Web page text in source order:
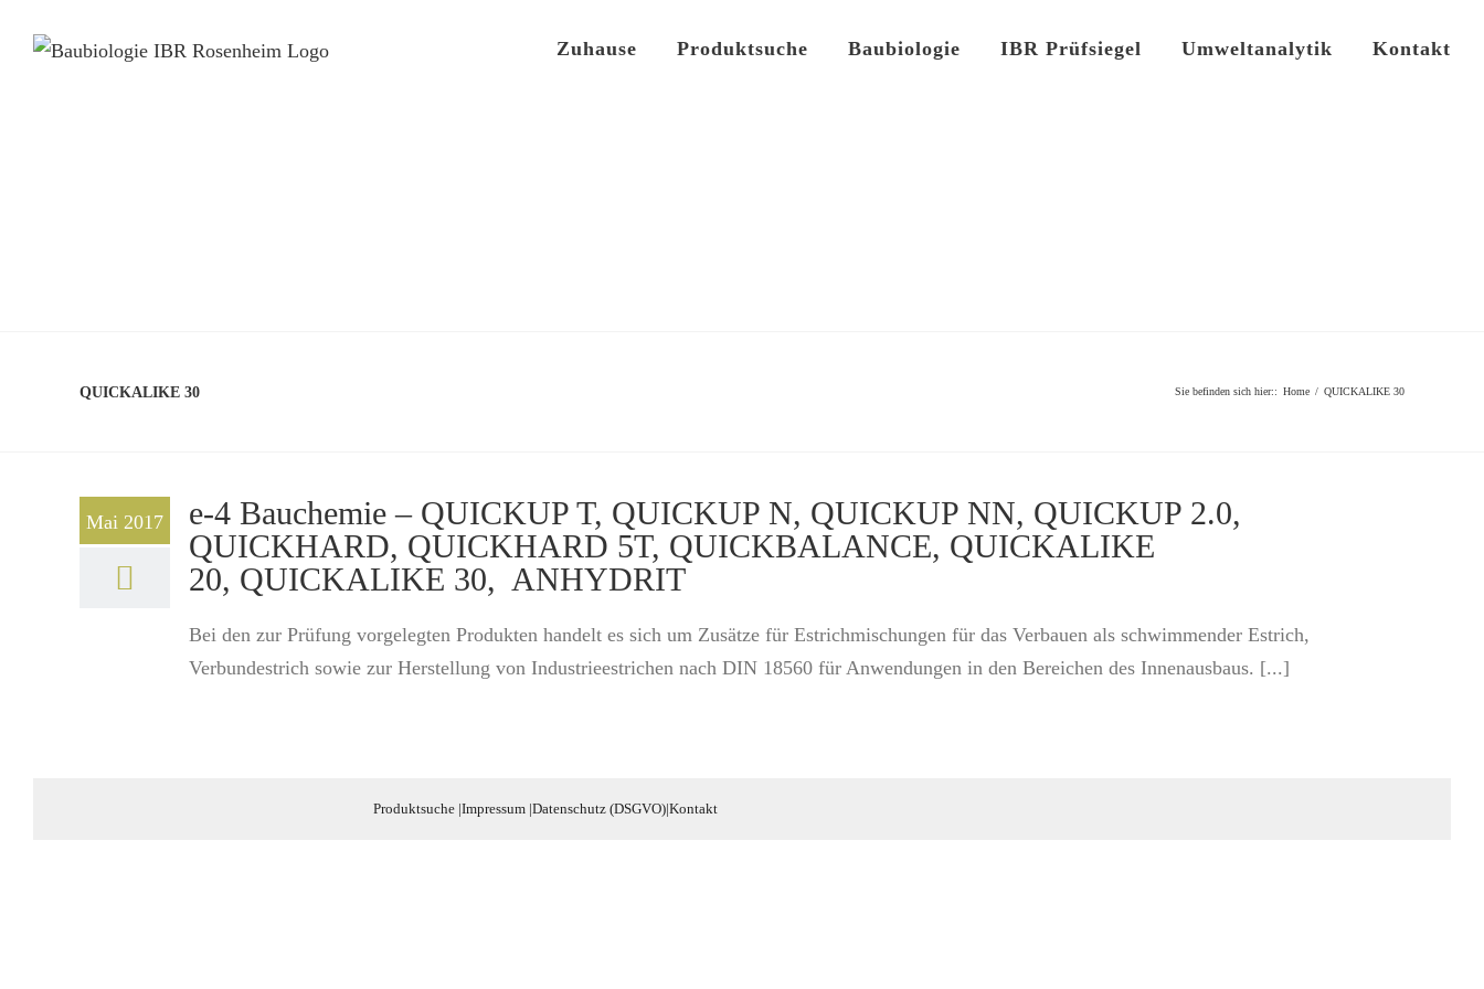
Zuhause Produktsuche Baubiologie IBR Prüfsiegel Umweltanalytik Kontakt
QUICKALIKE 30 Sie befinden sich hier:: Home / QUICKALIKE 30
Mai 2017
e-4 Bauchemie – QUICKUP T, QUICKUP N, QUICKUP NN, QUICKUP 2.0,
QUICKHARD, QUICKHARD 5T, QUICKBALANCE, QUICKALIKE
20, QUICKALIKE 30, ANHYDRIT
Bei den zur Prüfung vorgelegten Produkten handelt es sich um Zusätze für Estrichmischungen für das Verbauen als schwimmender Estrich,
Verbundestrich sowie zur Herstellung von Industrieestrichen nach DIN 18560 für Anwendungen in den Bereichen des Innenausbaus. [...]
Produktsuche|Impressum|Datenschutz (DSGVO)|Kontakt